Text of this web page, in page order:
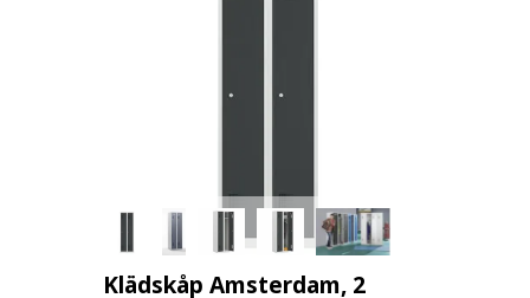
Klädskåp Amsterdam, 2